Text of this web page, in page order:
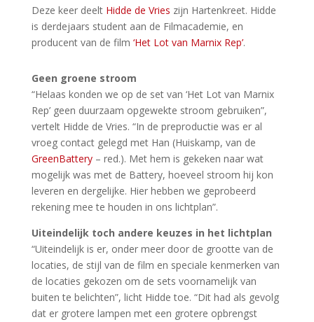
Deze keer deelt Hidde de Vries zijn Hartenkreet. Hidde
is derdejaars student aan de Filmacademie, en
producent van de film ‘Het Lot van Marnix Rep’.
Geen groene stroom
“Helaas konden we op de set van ‘Het Lot van Marnix
Rep’ geen duurzaam opgewekte stroom gebruiken”,
vertelt Hidde de Vries. “In de preproductie was er al
vroeg contact gelegd met Han (Huiskamp, van de
GreenBattery– red.). Met hem is gekeken naar wat
mogelijk was met de Battery, hoeveel stroom hij kon
leveren en dergelijke. Hier hebben we geprobeerd
rekening mee te houden in ons lichtplan”.
Uiteindelijk toch andere keuzes in het lichtplan
“Uiteindelijk is er, onder meer door de grootte van de
locaties, de stijl van de film en speciale kenmerken van
de locaties gekozen om de sets voornamelijk van
buiten te belichten”, licht Hidde toe. “Dit had als gevolg
dat er grotere lampen met een grotere opbrengst